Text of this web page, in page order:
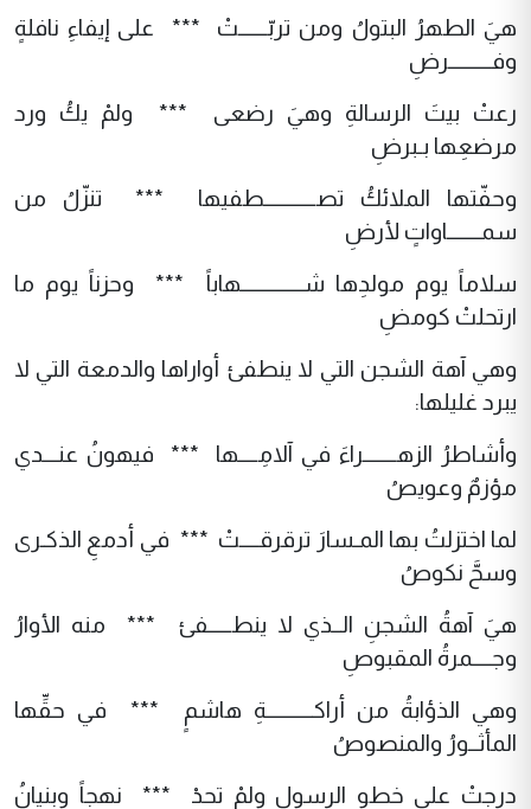
هيَ الطهرُ البتولُ ومن تربّــــــتْ *** على إيفاءِ نافلةٍ
وفـــــــــرضِ
رعتْ بيتَ الرسالةِ وهيَ رضعى *** ولمْ يكُ ورد
مرضعِها بـبرضِ
وحفّتها الملائكُ تصـــــــــــطفيها *** تنزّلُ من
سمـــــــاواتٍ لأرضِ
سلاماً يوم مولدِها شـــــــــــــهاباً *** وحزناً يوم ما
ارتحلتْ كومضِ
وهي آهة الشجن التي لا ينطفئ أواراها والدمعة التي لا
يبرد غليلها:
وأشاطرُ الزهـــــــراءَ في آلامِــــها *** فيهونُ عنـــدي
مؤزمٌ وعويصُ
لما اختزلتُ بها المـسارَ ترقرقــــتْ *** في أدمعِ الذكـرى
وسحَّ نكوصُ
هيَ آهةُ الشجنِ الــذي لا ينطـــــفئ *** منه الأوارُ
وجــــمرةُ المقبوصِ
وهي الذؤابةُ من أراكــــــــــةِ هاشمٍ *** في حقِّها
المأثــورُ والمنصوصُ
درجتْ على خطوِ الرسولِ ولمْ تحدْ *** نهجاً وبنيانُ